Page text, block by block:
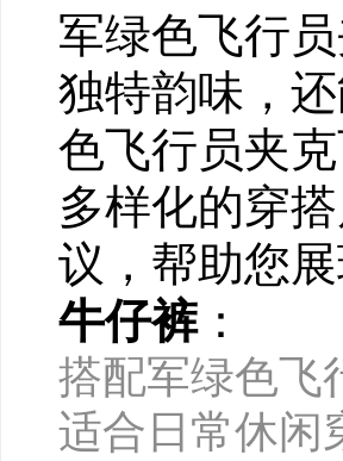
军绿色飞行
独特韵味，
色飞行员夹
多样化的穿
议，帮助您
牛仔裤：
搭配军绿色飞
适合日常休闲